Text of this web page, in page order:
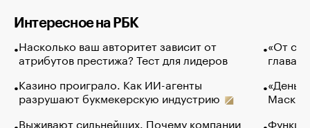
Интересное на РБК
Насколько ваш авторитет зависит от
атрибутов престижа? Тест для лидеров
Казино проиграло. Как ИИ-агенты
разрушают букмекерскую индустрию
Выживают сильнейших. Почему компании
«От
глава
Маск в